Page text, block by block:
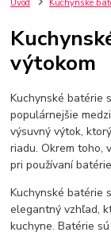
Úvod Kuchynské
výtokom
Kuchynské batérie
populárnejšie
výsuvný výtok,
riadu. Okrem toho,
pri používaní
Kuchynské batérie
elegantný vzhľad,
kuchyne. Batérie